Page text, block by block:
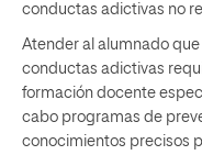
conductas adictivas no
Atender al alumnado
conductas adictivas
formación docente
cabo programas de
conocimientos precisos